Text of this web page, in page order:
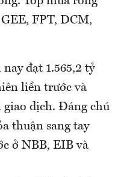
FPT, DCM,
đạt 1.565,2 tỷ
liền trước và
giao dịch. Đáng chú
thuận sang tay
ở NBB, EIB và